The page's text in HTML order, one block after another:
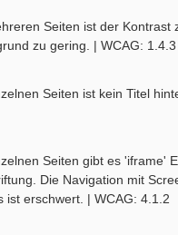
Seiten ist der Kontrast
zu gering. | WCAG: 1.4.3
Seiten ist kein Titel
Seiten gibt es 'iframe'
Die Navigation mit
ist erschwert. | WCAG: 4.1.2